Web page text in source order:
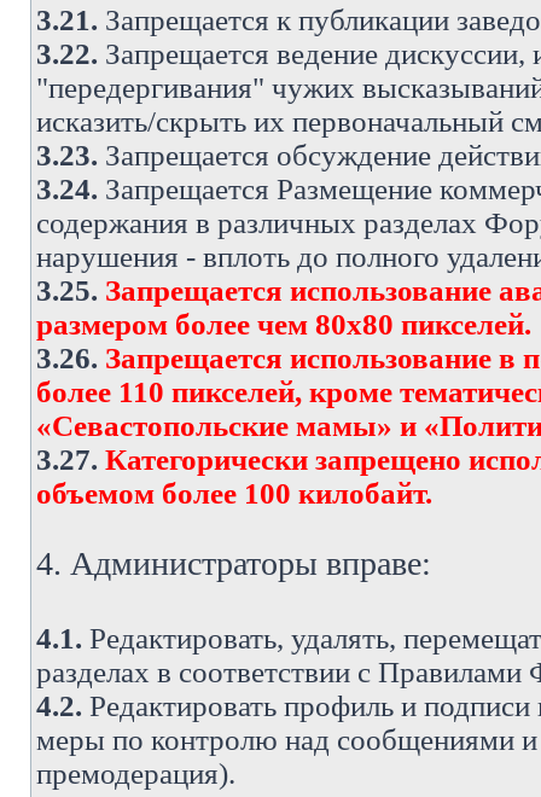
3.21. Запрещается к публикации
3.22. Запрещается ведение
"передергивания" чужих
исказить/скрыть их первоначальный
3.23. Запрещается обсуждение
3.24. Запрещается Размещение
содержания в различных разделах
нарушения - вплоть до полного
3.25. Запрещается использование
размером более чем 80х80 пикселей.
3.26. Запрещается использование в
более 110 пикселей, кроме
«Севастопольские мамы» и
3.27. Категорически запрещено
объемом более 100 килобайт.
4. Администраторы вправе:
4.1. Редактировать, удалять,
разделах в соответствии с
4.2. Редактировать профиль и
меры по контролю над сообщениями
премодерация).